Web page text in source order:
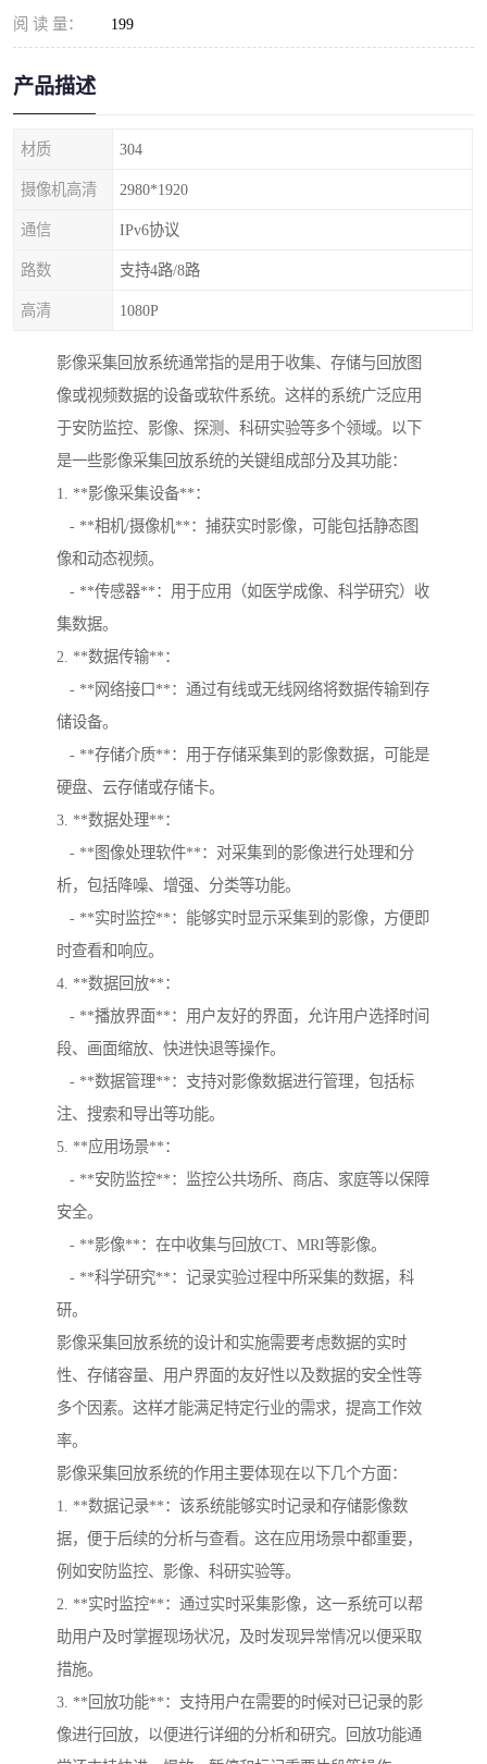
阅 读 量： 199
产品描述
材质 304
摄像机高清 2980*1920
通信 IPv6协议
路数 支持4路/8路
高清 1080P
影像采集回放系统通常指的是用于收集、存储与回放图
像或视频数据的设备或软件系统。这样的系统广泛应用
于安防监控、影像、探测、科研实验等多个领域。以下
是一些影像采集回放系统的关键组成部分及其功能：
1. **影像采集设备**：
- **相机/摄像机**：捕获实时影像，可能包括静态图
像和动态视频。
- **传感器**：用于应用（如医学成像、科学研究）收
集数据。
2. **数据传输**：
- **网络接口**：通过有线或无线网络将数据传输到存
储设备。
- **存储介质**：用于存储采集到的影像数据，可能是
硬盘、云存储或存储卡。
3. **数据处理**：
- **图像处理软件**：对采集到的影像进行处理和分
析，包括降噪、增强、分类等功能。
- **实时监控**：能够实时显示采集到的影像，方便即
时查看和响应。
4. **数据回放**：
- **播放界面**：用户友好的界面，允许用户选择时间
段、画面缩放、快进快退等操作。
- **数据管理**：支持对影像数据进行管理，包括标
注、搜索和导出等功能。
5. **应用场景**：
- **安防监控**：监控公共场所、商店、家庭等以保障
安全。
- **影像**：在中收集与回放CT、MRI等影像。
- **科学研究**：记录实验过程中所采集的数据，科
研。
影像采集回放系统的设计和实施需要考虑数据的实时
性、存储容量、用户界面的友好性以及数据的安全性等
多个因素。这样才能满足特定行业的需求，提高工作效
率。
影像采集回放系统的作用主要体现在以下几个方面：
1. **数据记录**：该系统能够实时记录和存储影像数
据，便于后续的分析与查看。这在应用场景中都重要，
例如安防监控、影像、科研实验等。
2. **实时监控**：通过实时采集影像，这一系统可以帮
助用户及时掌握现场状况，及时发现异常情况以便采取
措施。
3. **回放功能**：支持用户在需要的时候对已记录的影
像进行回放，以便进行详细的分析和研究。回放功能通